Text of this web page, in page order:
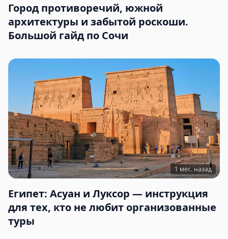
Город противоречий, южной
архитектуры и забытой роскоши.
Большой гайд по Сочи
1 мес. назад
Египет: Асуан и Луксор — инструкция
для тех, кто не любит организованные
туры